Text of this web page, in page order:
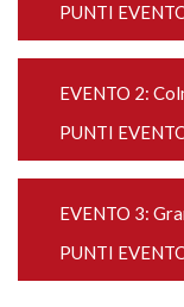
PUNTI
EVENTO 2:
PUNTI
EVENTO 3:
PUNTI